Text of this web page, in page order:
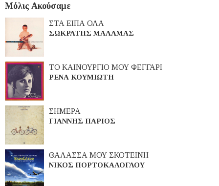
Μόλις Ακούσαμε
ΣΤΑ ΕΙΠΑ ΟΛΑ
ΣΩΚΡΑΤΗΣ ΜΑΛΑΜΑΣ
ΤΟ ΚΑΙΝΟΥΡΓΙΟ ΜΟΥ ΦΕΓΓΑΡΙ
ΡΕΝΑ ΚΟΥΜΙΩΤΗ
ΣΗΜΕΡΑ
ΓΙΑΝΝΗΣ ΠΑΡΙΟΣ
ΘΑΛΑΣΣΑ ΜΟΥ ΣΚΟΤΕΙΝΗ
ΝΙΚΟΣ ΠΟΡΤΟΚΑΛΟΓΛΟΥ